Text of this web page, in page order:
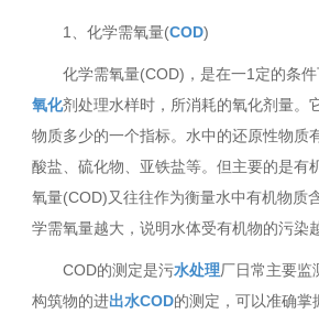
1、化学需氧量(COD)
化学需氧量(COD)，是在一1定的条
氧化剂处理水样时，所消耗的氧化剂量。
物质多少的一个指标。水中的还原性物质
酸盐、硫化物、亚铁盐等。但主要的是有
氧量(COD)又往往作为衡量水中有机物质
学需氧量越大，说明水体受有机物的污染
COD的测定是污水处理厂日常主要监
构筑物的进出水COD的测定，可以准确掌